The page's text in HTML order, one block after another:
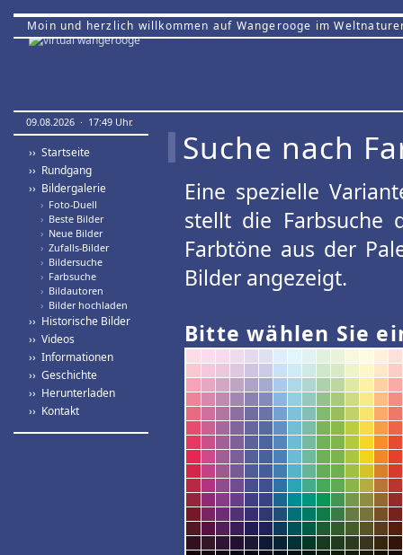
Moin und herzlich willkommen auf Wangerooge im
09.08.2026 · 17:49 Uhr.
›› Startseite
›› Rundgang
›› Bildergalerie
› Foto-Duell
› Beste Bilder
› Neue Bilder
› Zufalls-Bilder
› Bildersuche
› Farbsuche
› Bildautoren
› Bilder hochladen
›› Historische Bilder
›› Videos
›› Informationen
›› Geschichte
›› Herunterladen
›› Kontakt
Suche nach
Eine spezielle
stellt die Farbsuche
Farbtöne aus der
Bilder angezeigt.
Bitte wählen Sie